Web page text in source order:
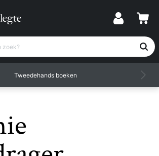
zoek?
Tweedehands boeken